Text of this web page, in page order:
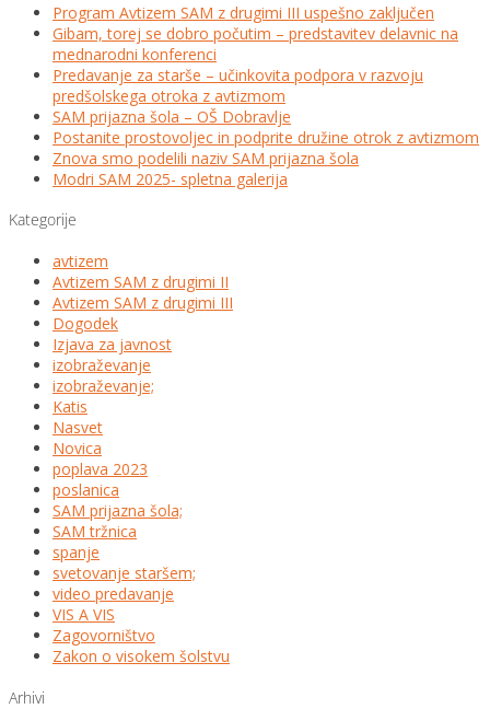
Program Avtizem SAM z drugimi III uspešno zaključen
Gibam, torej se dobro počutim – predstavitev delavnic na
mednarodni konferenci
Predavanje za starše – učinkovita podpora v razvoju
predšolskega otroka z avtizmom
SAM prijazna šola – OŠ Dobravlje
Postanite prostovoljec in podprite družine otrok z avtizmom
Znova smo podelili naziv SAM prijazna šola
Modri SAM 2025- spletna galerija
Kategorije
avtizem
Avtizem SAM z drugimi II
Avtizem SAM z drugimi III
Dogodek
Izjava za javnost
izobraževanje
izobraževanje;
Katis
Nasvet
Novica
poplava 2023
poslanica
SAM prijazna šola;
SAM tržnica
spanje
svetovanje staršem;
video predavanje
VIS A VIS
Zagovorništvo
Zakon o visokem šolstvu
Arhivi